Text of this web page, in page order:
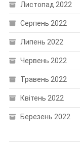
Листопад 2022
Серпень 2022
Липень 2022
Червень 2022
Травень 2022
Квітень 2022
Березень 2022